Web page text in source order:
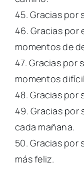
45. Gracias por
46. Gracias por
momentos de
47. Gracias por
momentos
48. Gracias por
49. Gracias por
cada mañana.
50. Gracias por
más feliz.